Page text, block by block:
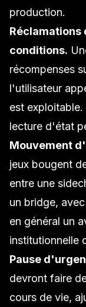
production.
Réclamations
conditions.
récompenses
l'utilisateur
est
lecture d'état
Mouvement
jeux bougent
entre une
un bridge,
en général un
institutionnelle
Pause
devront faire
cours de vie,